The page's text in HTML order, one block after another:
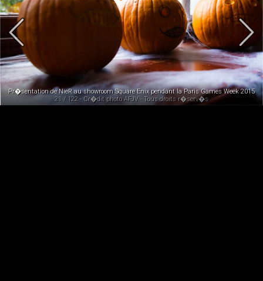
Pr�sentation de NieR au showroom Square Enix pendant la Paris Games Week 2015
21 / 122 - Cr�dit photo AFJV - Tous droits r�serv�s